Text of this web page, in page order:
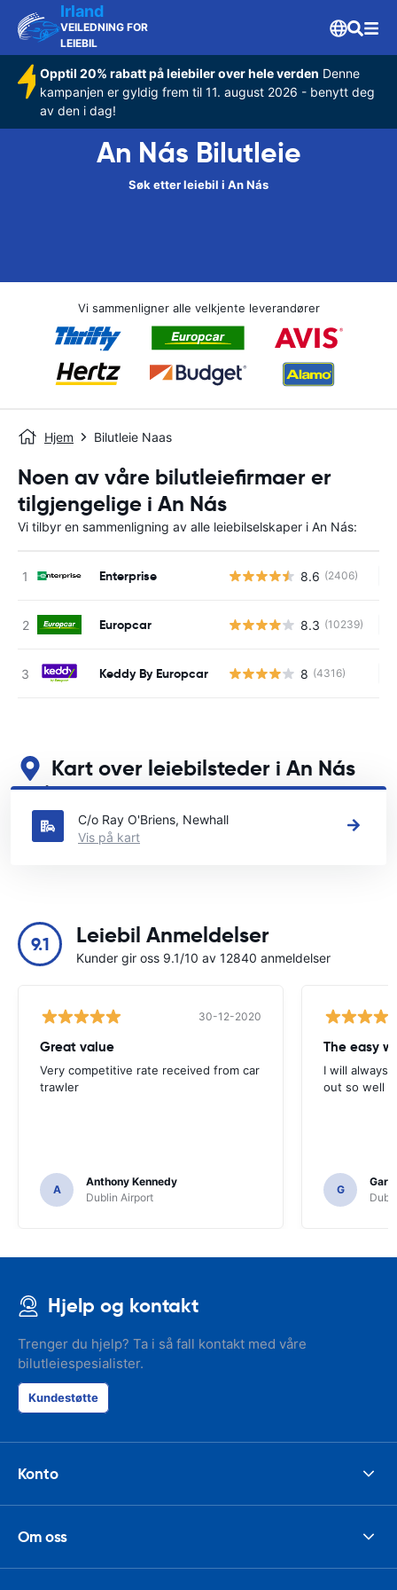
Irland
VEILEDNING FOR
LEIEBIL
Opptil 20% rabatt på leiebiler over hele verden Denne
kampanjen er gyldig frem til 11. august 2026 - benytt deg
av den i dag!
An Nás Bilutleie
Søk etter leiebil i An Nás
Vi sammenligner alle velkjente leverandører
Hjem Bilutleie Naas
Noen av våre bilutleiefirmaer er
tilgjengelige i An Nás
Vi tilbyr en sammenligning av alle leiebilselskaper i An Nás:
Enterprise 8.6 (2406)
Europcar 8.3 (10239)
Keddy By Europcar 8 (4316)
Kart over leiebilsteder i An Nás
Se våre viktigste bilutleiesteder i An Nás
C/o Ray O'Briens, Newhall
Vis på kart
9.1 Leiebil Anmeldelser
Kunder gir oss 9.1/10 av 12840 anmeldelser
30-12-2020
Great value
Very competitive rate received from car
trawler
A
Anthony Kennedy
Dublin Airport
I will always
out so well
G
Gary
Hjelp og kontakt
Trenger du hjelp? Ta i så fall kontakt med våre
bilutleiespesialister.
Kundestøtte
Konto
Om oss